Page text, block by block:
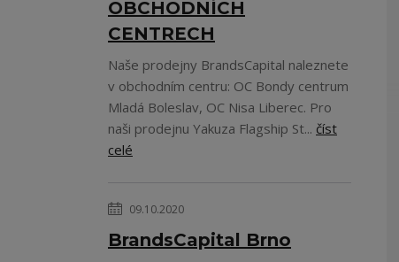
OBCHODNÍCH
CENTRECH
Naše prodejny BrandsCapital naleznete
v obchodním centru: OC Bondy centrum
Mladá Boleslav, OC Nisa Liberec. Pro
naši prodejnu Yakuza Flagship St... číst
celé
09.10.2020
BrandsCapital Brno